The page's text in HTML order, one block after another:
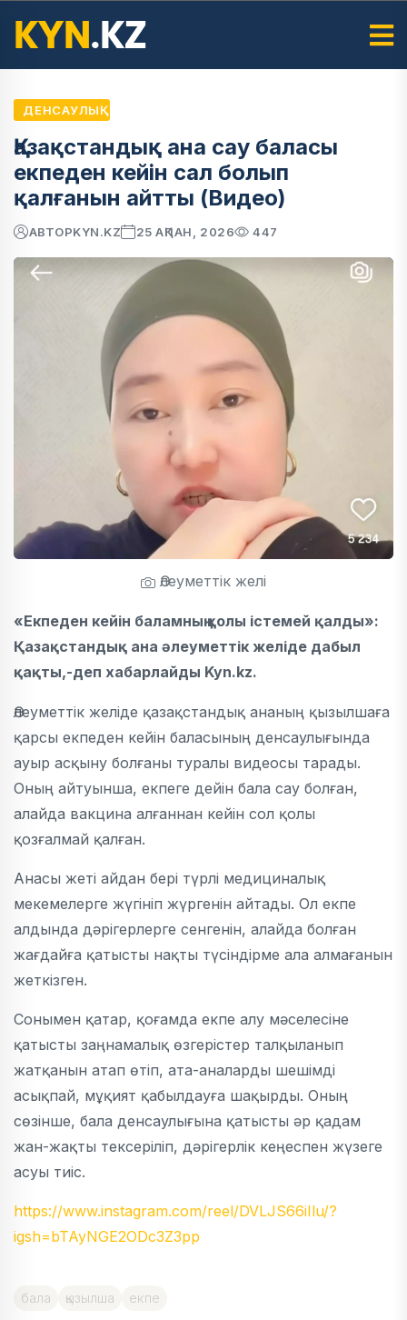
ДЕНСАУЛЫҚ
Қазақстандық ана сау баласы
екпеден кейін сал болып
қалғанын айтты (Видео)
АВТОРKYN.KZ 25 АҚПАН, 2026 447
Әлеуметтік желі
«Екпеден кейін баламның қолы істемей қалды»:
Қазақстандық ана әлеуметтік желіде дабыл
қақты,-деп хабарлайды Kyn.kz.
Әлеуметтік желіде қазақстандық ананың қызылшаға
қарсы екпеден кейін баласының денсаулығында
ауыр асқыну болғаны туралы видеосы тарады.
Оның айтуынша, екпеге дейін бала сау болған,
алайда вакцина алғаннан кейін сол қолы
қозғалмай қалған.
Анасы жеті айдан бері түрлі медициналық
мекемелерге жүгініп жүргенін айтады. Ол екпе
алдында дәрігерлерге сенгенін, алайда болған
жағдайға қатысты нақты түсіндірме ала алмағанын
жеткізген.
Сонымен қатар, қоғамда екпе алу мәселесіне
қатысты заңнамалық өзгерістер талқыланып
жатқанын атап өтіп, ата-аналарды шешімді
асықпай, мұқият қабылдауға шақырды. Оның
сөзінше, бала денсаулығына қатысты әр қадам
жан-жақты тексеріліп, дәрігерлік кеңеспен жүзеге
асуы тиіс.
https://www.instagram.com/reel/DVLJS66iIlu/?
igsh=bTAyNGE2ODc3Z3pp
бала қызылша екпе